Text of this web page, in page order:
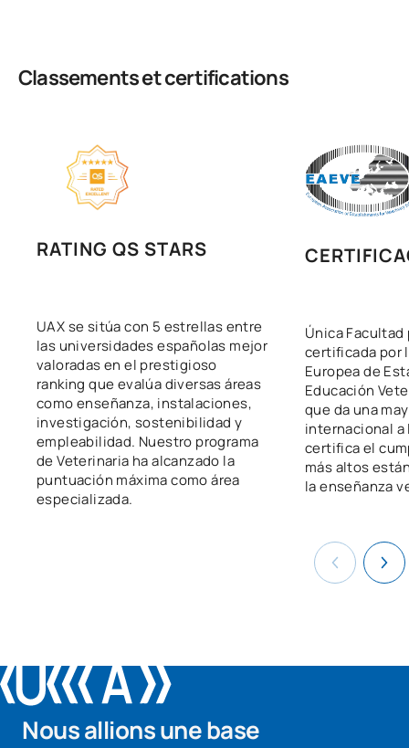
Classements et certifications
RATING QS STARS
UAX se sitúa con 5 estrellas entre
las universidades españolas mejor
valoradas en el prestigioso
ranking que evalúa diversas áreas
como enseñanza, instalaciones,
investigación, sostenibilidad y
empleabilidad. Nuestro programa
de Veterinaria ha alcanzado la
puntuación máxima como área
especializada.
Única
certificada por
Europea de
Educación
que da una
internacional
certifica el
más altos
la enseñanza
Nous allions une base